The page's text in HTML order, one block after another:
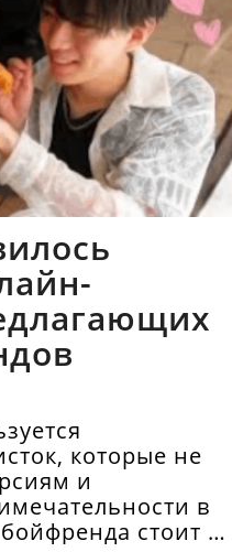
которые не
и
в
стоит в